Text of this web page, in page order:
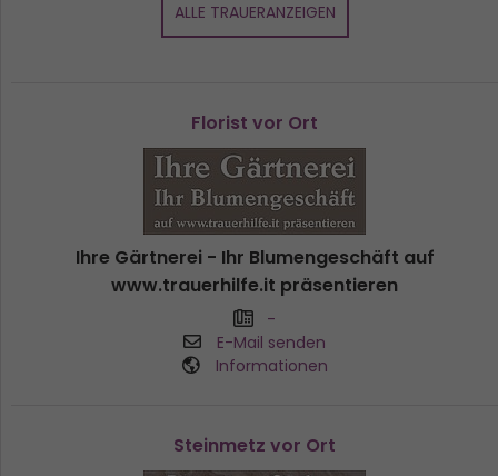
ALLE TRAUERANZEIGEN
Florist vor Ort
Ihre Gärtnerei - Ihr Blumengeschäft auf
www.trauerhilfe.it präsentieren
-
E-Mail senden
Informationen
Steinmetz vor Ort